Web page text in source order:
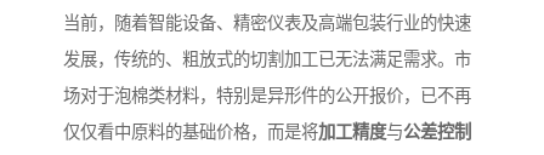
当前，随着智能设备、精密仪表及高端包装行业的快速
发展，传统的、粗放式的切割加工已无法满足需求。市
场对于泡棉类材料，特别是异形件的公开报价，已不再
仅仅看中原料的基础价格，而是将加工精度与公差控制